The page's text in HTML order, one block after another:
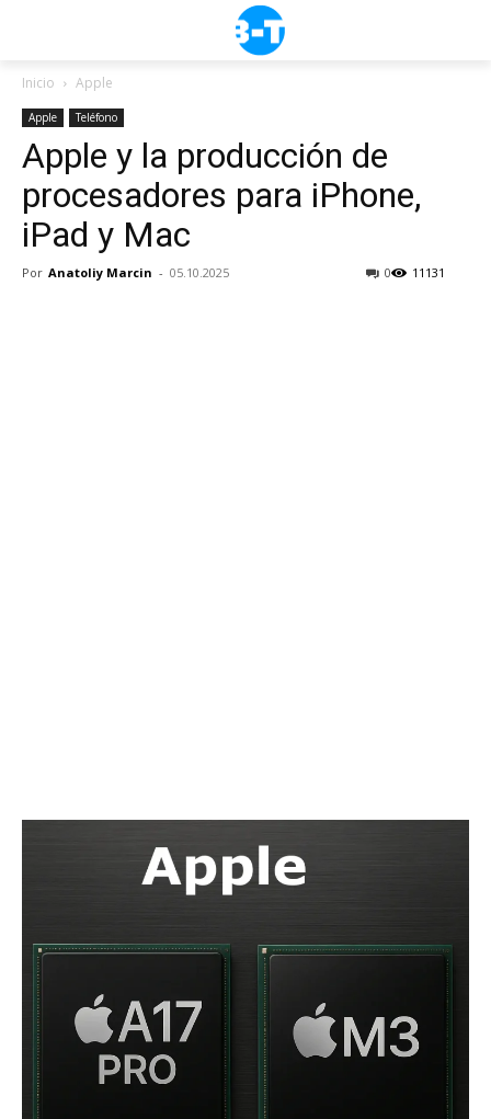
Inicio Apple
Apple Teléfono
Apple y la producción de
procesadores para iPhone,
iPad y Mac
Por Anatoliy Marcin - 05.10.2025 11131
0